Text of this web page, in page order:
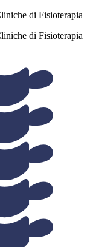
di Fisioterapia
di Fisioterapia